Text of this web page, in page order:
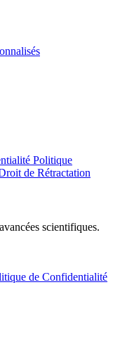
Politique
de Rétractation
scientifiques.
de Confidentialité